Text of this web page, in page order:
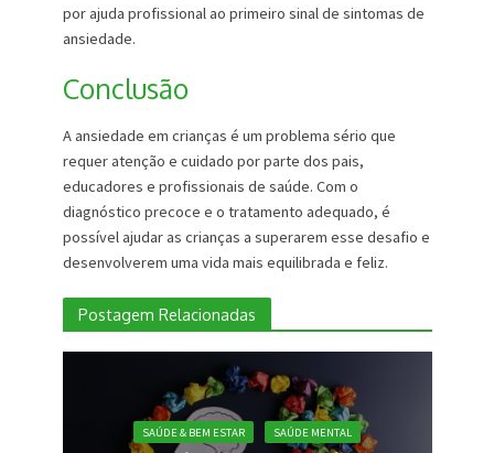
por ajuda profissional ao primeiro sinal de sintomas de
ansiedade.
Conclusão
A ansiedade em crianças é um problema sério que
requer atenção e cuidado por parte dos pais,
educadores e profissionais de saúde. Com o
diagnóstico precoce e o tratamento adequado, é
possível ajudar as crianças a superarem esse desafio e
desenvolverem uma vida mais equilibrada e feliz.
Postagem Relacionadas
SAÚDE & BEM ESTAR SAÚDE MENTAL